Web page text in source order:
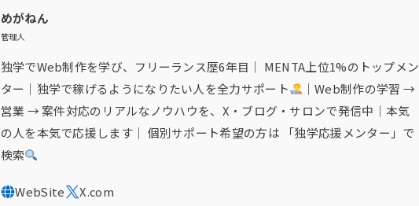
めがねん
管理人
独学でWeb制作を学び、フリーランス歴6年目｜ MENTA上位1%のトップメン
ター｜独学で稼げるようになりたい人を全力サポート
｜Web制作の学習 →
営業 → 案件対応のリアルなノウハウを、X・ブログ・サロンで発信中｜本気
の人を本気で応援します｜ 個別サポート希望の方は 「独学応援メンター」で
検索